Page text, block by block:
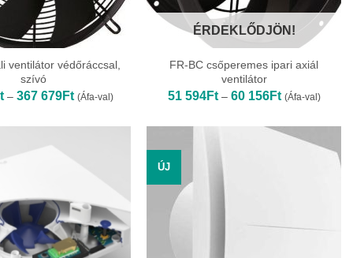
ventilátor védőráccsal,
szívó
– 367 679FtÁrtartomány:
36
-
(Áfa-val)
ÉRDEKLŐDJÖN!
FR-BC csőperemes ipari axiál
ventilátor
51 594Ft – 60 156FtÁrtartomány:
51
-
60
(Áfa-val)
ÚJ